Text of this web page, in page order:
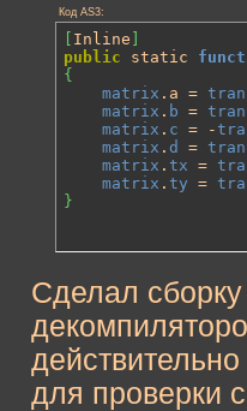
Код AS3:
Inline
public static
{
matrix .a =
matrix . b =
matrix . c = -
matrix . d =
matrix . tx =
matrix . ty =
}
Сделал
для проверки